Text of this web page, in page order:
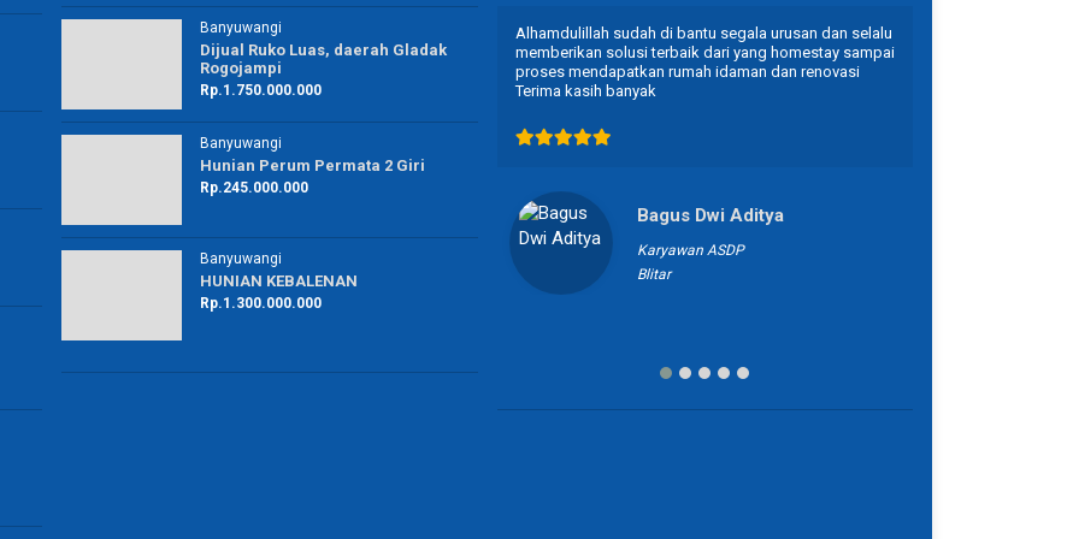
Banyuwangi
Dijual Ruko Luas, daerah Gladak
Rogojampi
Rp.1.750.000.000
Banyuwangi
Hunian Perum Permata 2 Giri
Rp.245.000.000
Banyuwangi
HUNIAN KEBALENAN
Rp.1.300.000.000
Proses nya cepet .. peyanan nya juga ramah ..
rekomended buat kalian yg mau ngurus berkas” …
Ella Darella
Banyuwangi
Alhamdulillah sudah di bantu segala urusan dan selalu
memberikan solusi terbaik dari yang homestay sampai
proses mendapatkan rumah idaman dan renovasi
Terima kasih banyak
Bagus Dwi Aditya
Karyawan ASDP
Blitar